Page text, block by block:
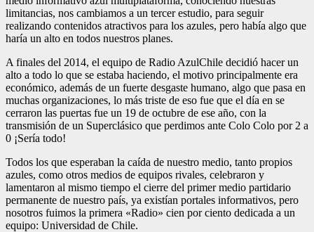
limitancias, nos cambiamos a un tercer estudio, para seguir
realizando contenidos atractivos para los azules, pero había algo que
haría un alto en todos nuestros planes.
A finales del 2014, el equipo de Radio AzulChile decidió hacer un
alto a todo lo que se estaba haciendo, el motivo principalmente era
económico, además de un fuerte desgaste humano, algo que pasa en
muchas organizaciones, lo más triste de eso fue que el día en se
cerraron las puertas fue un 19 de octubre de ese año, con la
transmisión de un Superclásico que perdimos ante Colo Colo por 2 a
0 ¡Sería todo!
Todos los que esperaban la caída de nuestro medio, tanto propios
azules, como otros medios de equipos rivales, celebraron y
lamentaron al mismo tiempo el cierre del primer medio partidario
permanente de nuestro país, ya existían portales informativos, pero
nosotros fuimos la primera «Radio» cien por ciento dedicada a un
equipo: Universidad de Chile.